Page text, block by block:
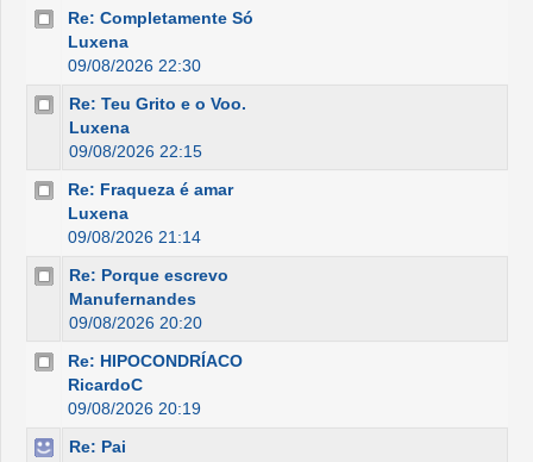
Re: Completamente Só
Luxena
09/08/2026 22:30
Re: Teu Grito e o Voo.
Luxena
09/08/2026 22:15
Re: Fraqueza é amar
Luxena
09/08/2026 21:14
Re: Porque escrevo
Manufernandes
09/08/2026 20:20
Re: HIPOCONDRÍACO
RicardoC
09/08/2026 20:19
Re: Pai